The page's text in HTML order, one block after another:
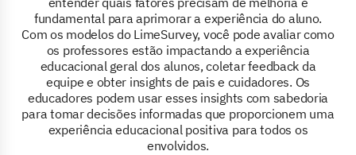
fundamental para aprimorar a experiência do aluno.
Com os modelos do LimeSurvey, você pode avaliar como
os professores estão impactando a experiência
educacional geral dos alunos, coletar feedback da
equipe e obter insights de pais e cuidadores. Os
educadores podem usar esses insights com sabedoria
para tomar decisões informadas que proporcionem uma
experiência educacional positiva para todos os
envolvidos.